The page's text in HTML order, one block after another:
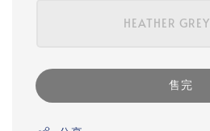
HEATHER
售完